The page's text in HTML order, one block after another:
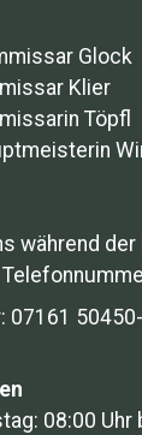
Glock
Klier
Töpfl
während
07161
08:00 Uhr